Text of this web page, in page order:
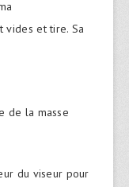
vides et tire. Sa
de la masse
du viseur pour